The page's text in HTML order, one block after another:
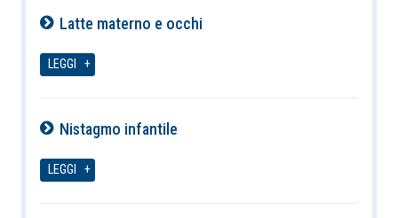
Latte materno e occhi
LEGGI
Nistagmo infantile
LEGGI